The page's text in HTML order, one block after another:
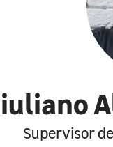
Supervisor